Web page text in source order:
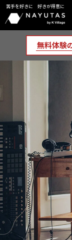
苦手を好きに 好きが得意に